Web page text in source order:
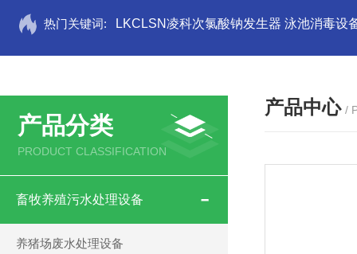
热门关键词: LKCLSN凌科次氯酸钠发生器 泳池消毒设
产品分类
PRODUCT CLASSIFICATION
畜牧养殖污水处理设备
养猪场废水处理设备
产品中心 /